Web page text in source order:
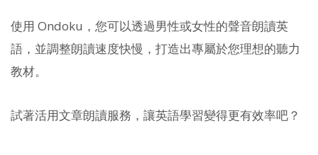
使用 Ondoku，您可以透過男性或女性的聲音朗讀英
語，並調整朗讀速度快慢，打造出專屬於您理想的聽力
教材。
試著活用文章朗讀服務，讓英語學習變得更有效率吧？